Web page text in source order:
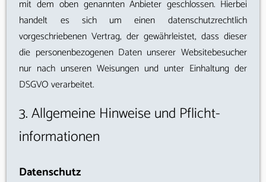
mit dem oben genannten Anbieter geschlossen. Hierbei
handelt es sich um einen datenschutzrechtlich
vorgeschriebenen Vertrag, der gewährleistet, dass dieser
die personenbezogenen Daten unserer Websitebesucher
nur nach unseren Weisungen und unter Einhaltung der
DSGVO verarbeitet.
3. Allgemeine Hinweise und Pflicht­
informationen
Datenschutz